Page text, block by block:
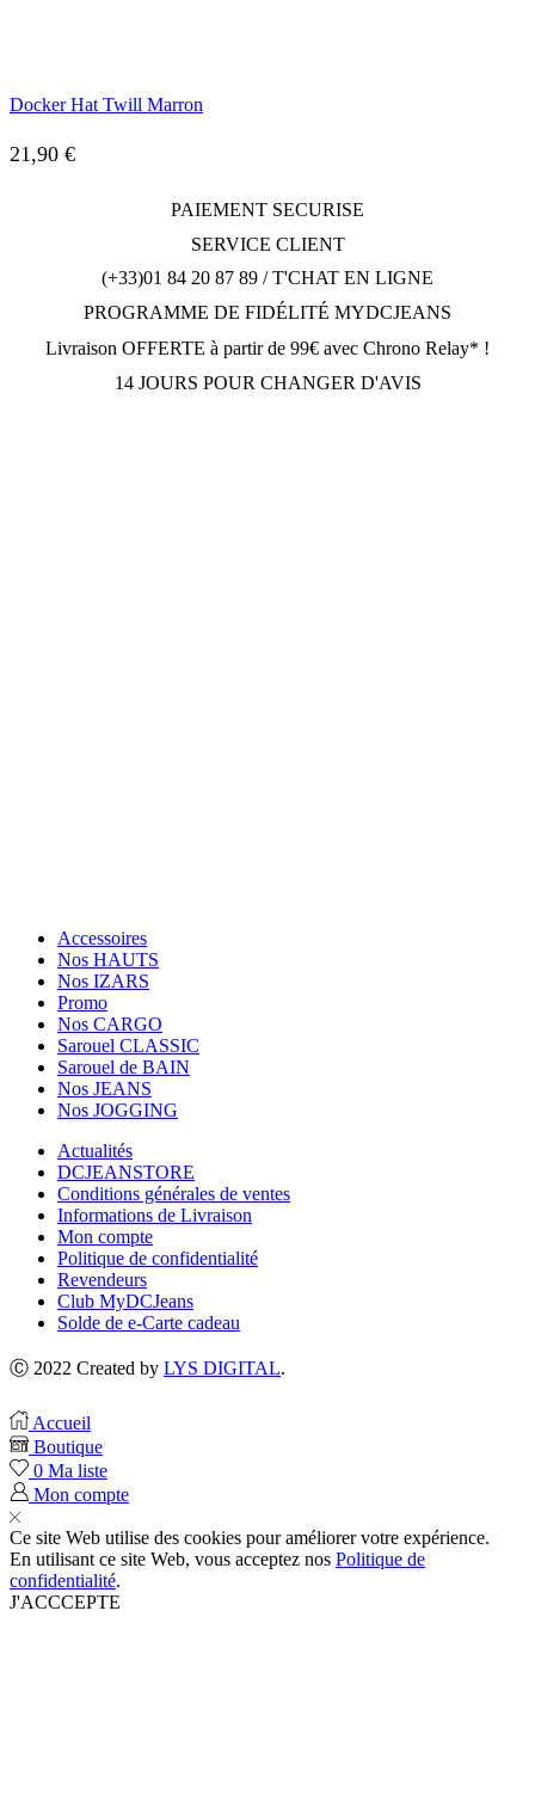
Docker Hat Twill Marron
21,90 €
PAIEMENT SECURISE
SERVICE CLIENT
(+33)01 84 20 87 89 / T'CHAT EN LIGNE
PROGRAMME DE FIDÉLITÉ MYDCJEANS
Livraison OFFERTE à partir de 99€ avec Chrono Relay* !
14 JOURS POUR CHANGER D'AVIS
Accessoires
Nos HAUTS
Nos IZARS
Promo
Nos CARGO
Sarouel CLASSIC
Sarouel de BAIN
Nos JEANS
Nos JOGGING
Actualités
DCJEANSTORE
Conditions générales de ventes
Informations de Livraison
Mon compte
Politique de confidentialité
Revendeurs
Club MyDCJeans
Solde de e-Carte cadeau
Ⓒ 2022 Created by LYS DIGITAL.
Accueil
Boutique
0 Ma liste
Mon compte
Ce site Web utilise des cookies pour améliorer votre expérience.
En utilisant ce site Web, vous acceptez nos Politique de
confidentialité.
J'ACCCEPTE